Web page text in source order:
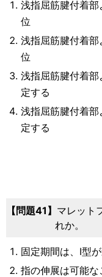
浅指屈筋腱付着
位
浅指屈筋腱付着
位
浅指屈筋腱付着
定する
浅指屈筋腱付着
定する
問題41
マレット
れか。
固定期間は、Ⅰ型が
指の伸展は可能な